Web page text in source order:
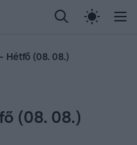
Randi Celeb vagyok,
Most Wanted Gallusz
Hétfő (08. 08.)
(08. 08.)